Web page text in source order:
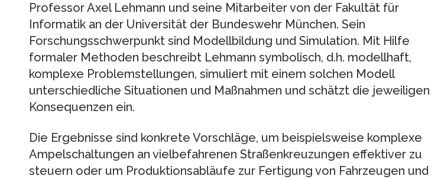
Professor Axel Lehmann und seine Mitarbeiter von der Fakultät für
Informatik an der Universität der Bundeswehr München. Sein
Forschungsschwerpunkt sind Modellbildung und Simulation. Mit Hilfe
formaler Methoden beschreibt Lehmann symbolisch, d.h. modellhaft,
komplexe Problemstellungen, simuliert mit einem solchen Modell
unterschiedliche Situationen und Maßnahmen und schätzt die jeweiligen
Konsequenzen ein.
Die Ergebnisse sind konkrete Vorschläge, um beispielsweise komplexe
Ampelschaltungen an vielbefahrenen Straßenkreuzungen effektiver zu
steuern oder um Produktionsabläufe zur Fertigung von Fahrzeugen und